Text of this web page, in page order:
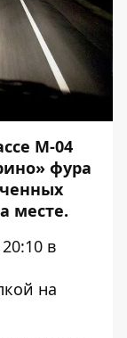
М-04
фура
месте.
в
на